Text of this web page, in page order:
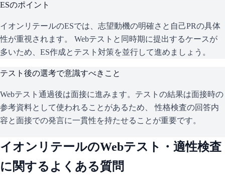
ESのポイント
イオンリテールのESでは、志望動機の明確さと自己PRの具体
性が重視されます。 Webテストと同時期に提出するケースが
多いため、ES作成とテスト対策を並行して進めましょう。
テスト後の選考で意識すべきこと
Webテスト通過後は面接に進みます。テストの結果は面接時の
参考資料として使われることがあるため、 性格検査の回答内
容と面接での発言に一貫性を持たせることが重要です。
イオンリテールのWebテスト・適性検査
に関するよくある質問